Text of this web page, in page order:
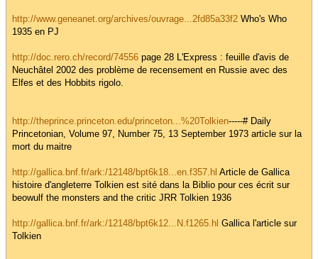
http://www.geneanet.org/archives/ouvrage...2fd85a33f2 Who's Who
1935 en PJ
http://doc.rero.ch/record/74556 page 28 L'Express : feuille d'avis de
Neuchâtel 2002 des problème de recensement en Russie avec des
Elfes et des Hobbits rigolo.
http://theprince.princeton.edu/princeton...%20Tolkien-----# Daily
Princetonian, Volume 97, Number 75, 13 September 1973 article sur la
mort du maitre
http://gallica.bnf.fr/ark:/12148/bpt6k18...en.f357.hl Article de Gallica
histoire d'angleterre Tolkien est sité dans la Biblio pour ces écrit sur
beowulf the monsters and the critic JRR Tolkien 1936
http://gallica.bnf.fr/ark:/12148/bpt6k12...N.f1265.hl Gallica l'article sur
Tolkien